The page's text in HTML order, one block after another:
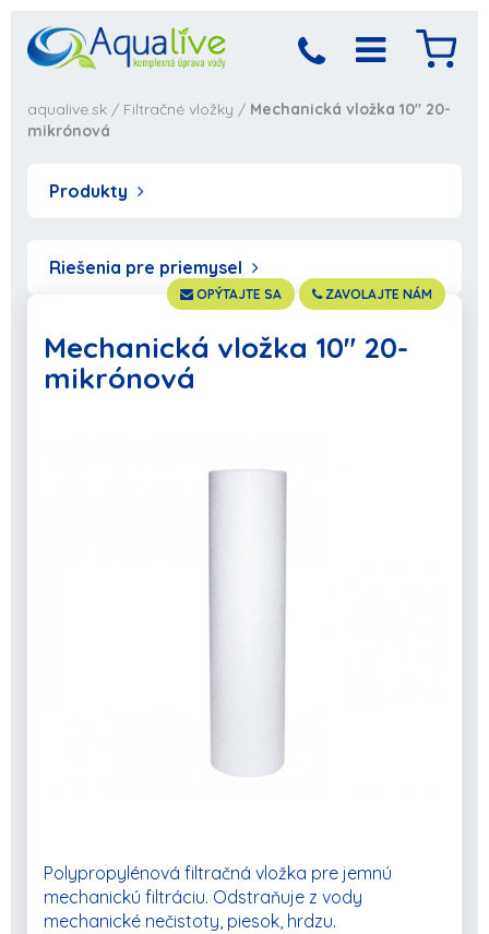
aqualive.sk / Filtračné vložky / Mechanická vložka 10" 20-
mikrónová
Produkty
Riešenia pre priemysel
OPÝTAJTE SA ZAVOLAJTE NÁM
Mechanická vložka 10" 20-
mikrónová
Polypropylénová filtračná vložka pre jemnú
mechanickú filtráciu. Odstraňuje z vody
mechanické nečistoty, piesok, hrdzu.
počkajte prosím...